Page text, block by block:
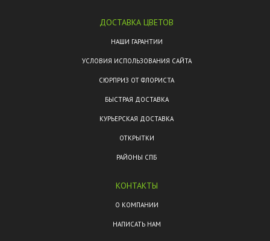
ДОСТАВКА ЦВЕТОВ
НАШИ ГАРАНТИИ
УСЛОВИЯ ИСПОЛЬЗОВАНИЯ САЙТА
СЮРПРИЗ ОТ ФЛОРИСТА
БЫСТРАЯ ДОСТАВКА
КУРЬЕРСКАЯ ДОСТАВКА
ОТКРЫТКИ
РАЙОНЫ СПБ
КОНТАКТЫ
О КОМПАНИИ
НАПИСАТЬ НАМ